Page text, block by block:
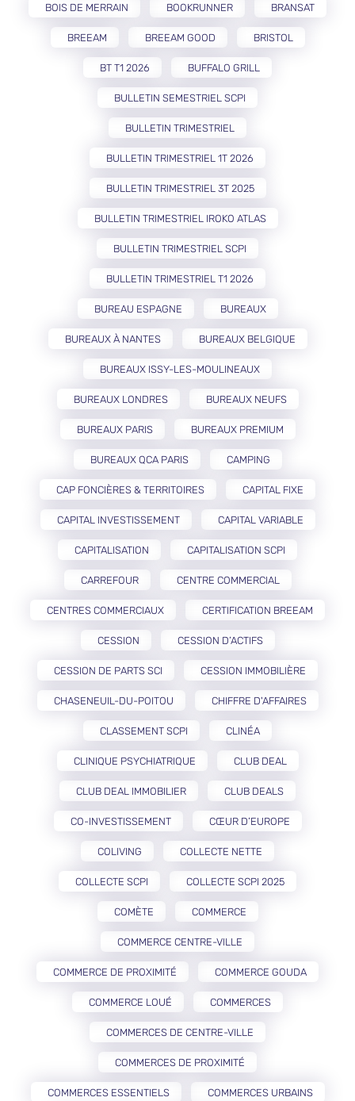
BOIS DE MERRAIN BOOKRUNNER BRANSAT
BREEAM BREEAM GOOD BRISTOL
BT T1 2026 BUFFALO GRILL
BULLETIN SEMESTRIEL SCPI
BULLETIN TRIMESTRIEL
BULLETIN TRIMESTRIEL 1T 2026
BULLETIN TRIMESTRIEL 3T 2025
BULLETIN TRIMESTRIEL IROKO ATLAS
BULLETIN TRIMESTRIEL SCPI
BULLETIN TRIMESTRIEL T1 2026
BUREAU ESPAGNE BUREAUX
BUREAUX À NANTES BUREAUX BELGIQUE
BUREAUX ISSY-LES-MOULINEAUX
BUREAUX LONDRES BUREAUX NEUFS
BUREAUX PARIS BUREAUX PREMIUM
BUREAUX QCA PARIS CAMPING
CAP FONCIÈRES & TERRITOIRES CAPITAL FIXE
CAPITAL INVESTISSEMENT CAPITAL VARIABLE
CAPITALISATION CAPITALISATION SCPI
CARREFOUR CENTRE COMMERCIAL
CENTRES COMMERCIAUX CERTIFICATION BREEAM
CESSION CESSION D’ACTIFS
CESSION DE PARTS SCI CESSION IMMOBILIÈRE
CHASENEUIL-DU-POITOU CHIFFRE D'AFFAIRES
CLASSEMENT SCPI CLINÉA
CLINIQUE PSYCHIATRIQUE CLUB DEAL
CLUB DEAL IMMOBILIER CLUB DEALS
CO-INVESTISSEMENT CŒUR D’EUROPE
COLIVING COLLECTE NETTE
COLLECTE SCPI COLLECTE SCPI 2025
COMÈTE COMMERCE
COMMERCE CENTRE-VILLE
COMMERCE DE PROXIMITÉ COMMERCE GOUDA
COMMERCE LOUÉ COMMERCES
COMMERCES DE CENTRE-VILLE
COMMERCES DE PROXIMITÉ
COMMERCES ESSENTIELS COMMERCES URBAINS